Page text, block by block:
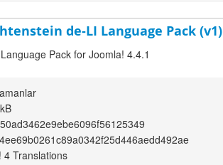
de-LI Language Pack (v1)
Pack for Joomla! 4.4.1
4 Translations